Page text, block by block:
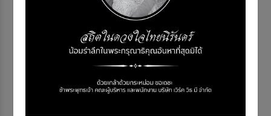
30,000 / month
ขนาด 336x336
คลิกเพื่อดูตัวอย่างขนาดจริง